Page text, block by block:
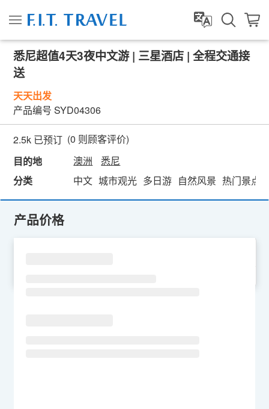
悉尼超值4天3夜中文游 | 三星酒店 | 全程交通接
送
天天出发
产品编号 SYD04306
2.5k 已预订 (0 则顾客评价)
目的地
澳洲
悉尼
分类
中文 城市观光 多日游 自然风景 热门景点
产品价格